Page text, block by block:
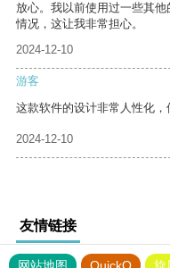
放心。我以前使用过一些其
情况，这让我非常担心。
2024-12-10
游客
这款软件的设计非常人性化，
2024-12-10
友情链接